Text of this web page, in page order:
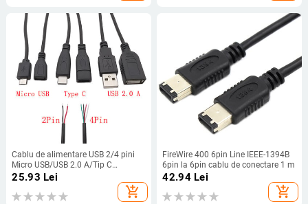
Cablu de alimentare USB 2/4 pini
Micro USB/USB 2.0 A/Tip C
Masculin Femeie Conector de
sârmă Cablu prelungitor pentru
încărcare date DIY 30CM
25.93 Lei
add_shopping_cart
FireWire 400 6pin Line IEEE-1394B
6pin la 6pin cablu de conectare 1 m
42.94Lei
add_shopping_cart